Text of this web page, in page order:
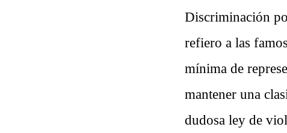
Discriminación
refiero a las
mínima de
mantener una
dudosa ley de